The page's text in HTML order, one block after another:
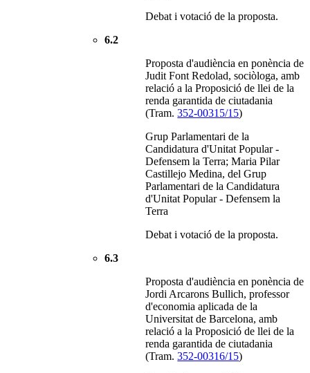
Debat i votació de la proposta.
6.2
Proposta d'audiència en ponència de
Judit Font Redolad, sociòloga, amb
relació a la Proposició de llei de la
renda garantida de ciutadania
(Tram.352-00315/15)
Grup Parlamentari de la
Candidatura d'Unitat Popular -
Defensem la Terra; Maria Pilar
Castillejo Medina, del Grup
Parlamentari de la Candidatura
d'Unitat Popular - Defensem la
Terra
Debat i votació de la proposta.
6.3
Proposta d'audiència en ponència de
Jordi Arcarons Bullich, professor
d'economia aplicada de la
Universitat de Barcelona, amb
relació a la Proposició de llei de la
renda garantida de ciutadania
(Tram.352-00316/15)